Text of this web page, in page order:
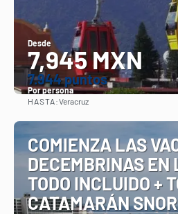
Desde
7,945 MXN
7.944 puntos
Por persona
HASTA:Veracruz
COMIENZA LAS
DECEMBRINAS EN
TODO INCLUIDO +
CATAMARÁN